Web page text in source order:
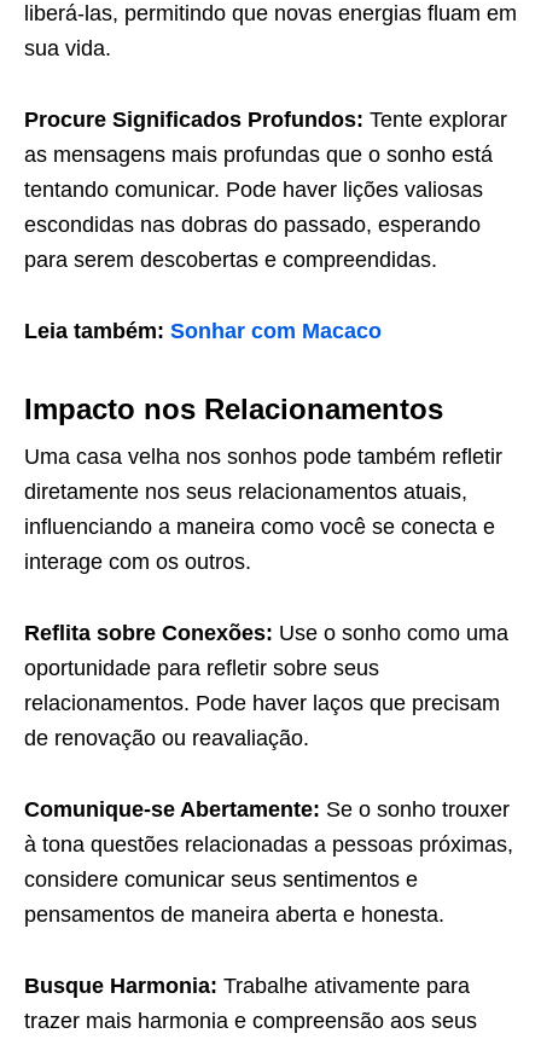
liberá-las, permitindo que novas energias fluam em
sua vida.
Procure Significados Profundos: Tente explorar
as mensagens mais profundas que o sonho está
tentando comunicar. Pode haver lições valiosas
escondidas nas dobras do passado, esperando
para serem descobertas e compreendidas.
Leia também: Sonhar com Macaco
Impacto nos Relacionamentos
Uma casa velha nos sonhos pode também refletir
diretamente nos seus relacionamentos atuais,
influenciando a maneira como você se conecta e
interage com os outros.
Reflita sobre Conexões: Use o sonho como uma
oportunidade para refletir sobre seus
relacionamentos. Pode haver laços que precisam
de renovação ou reavaliação.
Comunique-se Abertamente: Se o sonho trouxer
à tona questões relacionadas a pessoas próximas,
considere comunicar seus sentimentos e
pensamentos de maneira aberta e honesta.
Busque Harmonia: Trabalhe ativamente para
trazer mais harmonia e compreensão aos seus